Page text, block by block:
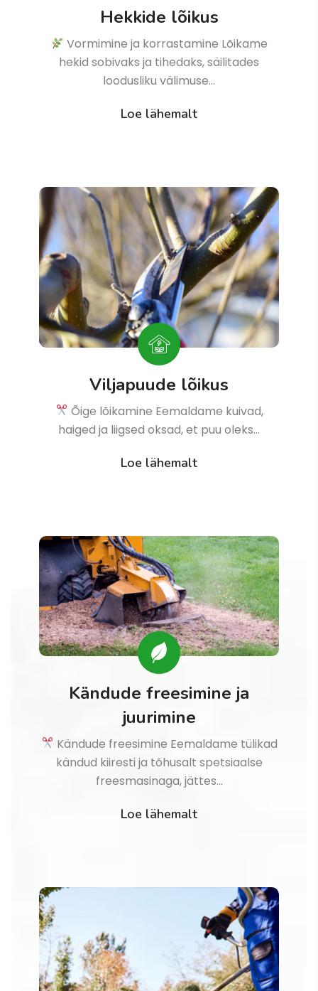
Hekkide lõikus
Vormimine ja korrastamine Lõikame
hekid sobivaks ja tihedaks, säilitades
loodusliku välimuse…
Loe lähemalt
Viljapuude lõikus
Õige lõikamine Eemaldame kuivad,
haiged ja liigsed oksad, et puu oleks…
Loe lähemalt
Kändude freesimine ja
juurimine
Kändude freesimine Eemaldame tülikad
kändud kiiresti ja tõhusalt spetsiaalse
freesmasinaga, jättes…
Loe lähemalt